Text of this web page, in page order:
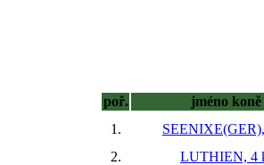
poř. jméno koně
1.
2.
LUTHIEN, 4